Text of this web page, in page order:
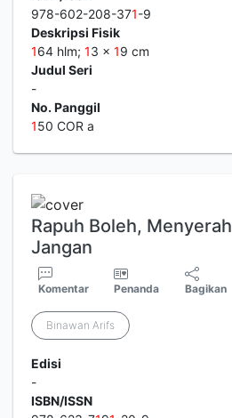
978-602-208-371-9
Deskripsi Fisik
164 hlm; 13 x 19 cm
Judul Seri
-
No. Panggil
150 COR a
Rapuh Boleh, Menyerah
Jangan
Komentar Penanda Bagikan
Binawan Arifs
Edisi
-
ISBN/ISSN